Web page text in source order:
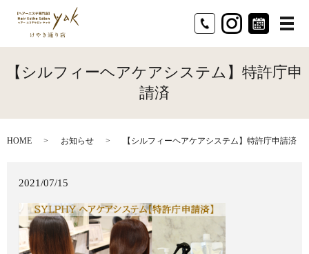
メ
【シルフィーヘアケアシステム】特許庁申
請済
HOME お知らせ 【シルフィーヘアケアシステム】特許庁申請済
2021/07/15